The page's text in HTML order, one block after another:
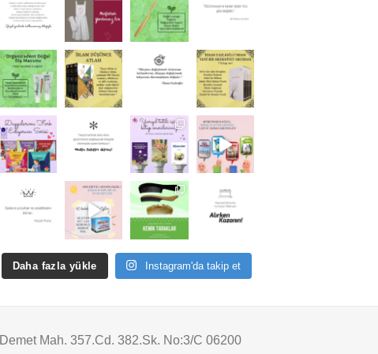
Daha fazla yükle Instagram'da takip et
Demet Mah. 357.Cd. 382.Sk. No:3/C 06200